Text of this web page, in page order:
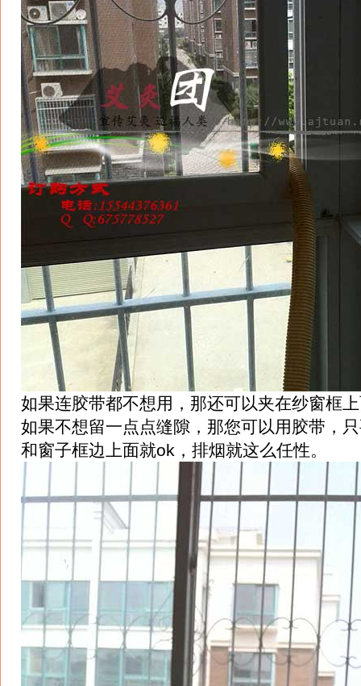
如果连胶带都不想用，那还可以夹在纱窗框
如果不想留一点点缝隙，那您可以用胶带，
和窗子框边上面就ok，排烟就这么任性。